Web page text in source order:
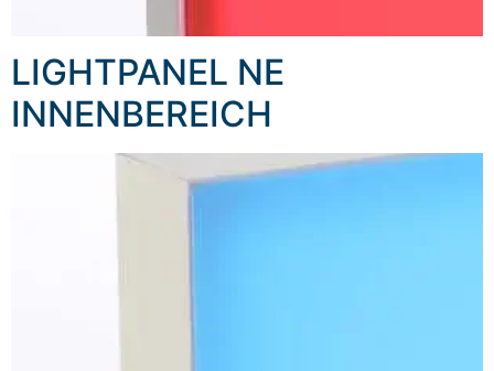
LIGHTPANEL NE
INNENBEREICH